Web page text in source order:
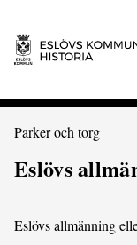
Du är här:
Parker och torg
Eslövs
Eslövs allmänning